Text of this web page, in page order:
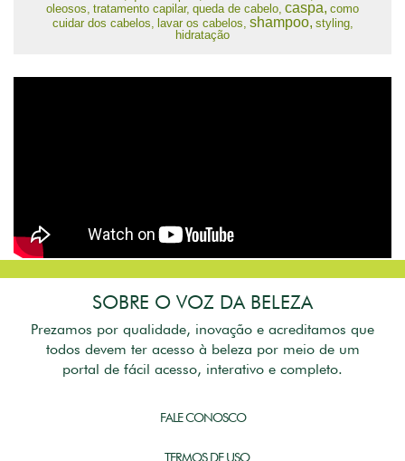
oleosos, tratamento capilar, queda de cabelo, caspa, como
cuidar dos cabelos, lavar os cabelos, shampoo, styling,
hidratação
SOBRE O VOZ DA BELEZA
Prezamos por qualidade, inovação e acreditamos que
todos devem ter acesso à beleza por meio de um
portal de fácil acesso, interativo e completo.
FALE CONOSCO
TERMOS DE USO